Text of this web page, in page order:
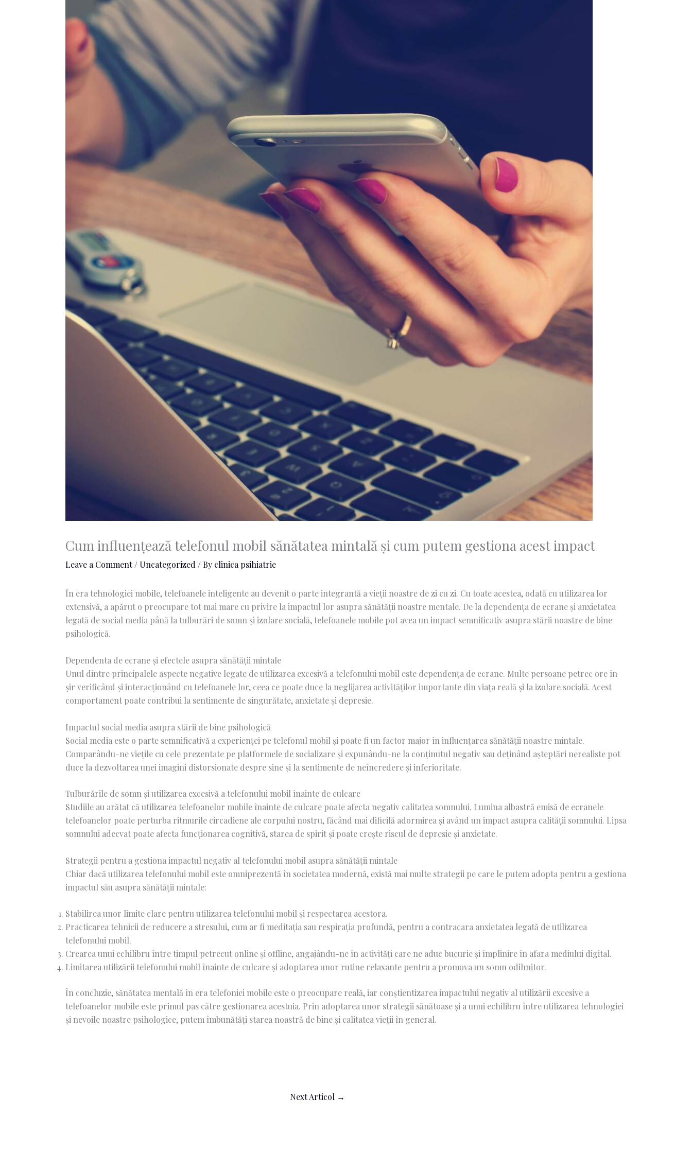
Cum influențează telefonul mobil sănătatea mintală și cum putem gestiona acest impact
Leave a Comment /Uncategorized / By clinica psihiatrie
În era tehnologiei mobile, telefoanele inteligente au devenit o parte integrantă a vieții noastre de zi cu zi. Cu toate acestea, odată cu utilizarea lor
extensivă, a apărut o preocupare tot mai mare cu privire la impactul lor asupra sănătății noastre mentale. De la dependența de ecrane și anxietatea
legată de social media până la tulburări de somn și izolare socială, telefoanele mobile pot avea un impact semnificativ asupra stării noastre de bine
psihologică.
Dependenta de ecrane și efectele asupra sănătății mintale
Unul dintre principalele aspecte negative legate de utilizarea excesivă a telefonului mobil este dependența de ecrane. Multe persoane petrec ore în
șir verificând și interacționând cu telefoanele lor, ceea ce poate duce la neglijarea activităților importante din viața reală și la izolare socială. Acest
comportament poate contribui la sentimente de singurătate, anxietate și depresie.
Impactul social media asupra stării de bine psihologică
Social media este o parte semnificativă a experienței pe telefonul mobil și poate fi un factor major în influențarea sănătății noastre mintale.
Comparându-ne viețile cu cele prezentate pe platformele de socializare și expunându-ne la conținutul negativ sau deținând așteptări nerealiste pot
duce la dezvoltarea unei imagini distorsionate despre sine și la sentimente de neîncredere și inferioritate.
Tulburările de somn și utilizarea excesivă a telefonului mobil înainte de culcare
Studiile au arătat că utilizarea telefoanelor mobile înainte de culcare poate afecta negativ calitatea somnului. Lumina albastră emisă de ecranele
telefoanelor poate perturba ritmurile circadiene ale corpului nostru, făcând mai dificilă adormirea și având un impact asupra calității somnului. Lipsa
somnului adecvat poate afecta funcționarea cognitivă, starea de spirit și poate crește riscul de depresie și anxietate.
Strategii pentru a gestiona impactul negativ al telefonului mobil asupra sănătății mintale
Chiar dacă utilizarea telefonului mobil este omniprezentă în societatea modernă, există mai multe strategii pe care le putem adopta pentru a gestiona
impactul său asupra sănătății mintale:
Stabilirea unor limite clare pentru utilizarea telefonului mobil și respectarea acestora.
Practicarea tehnicii de reducere a stresului, cum ar fi meditația sau respirația profundă, pentru a contracara anxietatea legată de utilizarea
telefonului mobil.
Crearea unui echilibru între timpul petrecut online și offline, angajându-ne în activități care ne aduc bucurie și împlinire în afara mediului digital.
Limitarea utilizării telefonului mobil înainte de culcare și adoptarea unor rutine relaxante pentru a promova un somn odihnitor.
În concluzie, sănătatea mentală în era telefoniei mobile este o preocupare reală, iar conștientizarea impactului negativ al utilizării excesive a
telefoanelor mobile este primul pas către gestionarea acestuia. Prin adoptarea unor strategii sănătoase și a unui echilibru între utilizarea tehnologiei
și nevoile noastre psihologice, putem îmbunătăți starea noastră de bine și calitatea vieții în general.
Next Articol →